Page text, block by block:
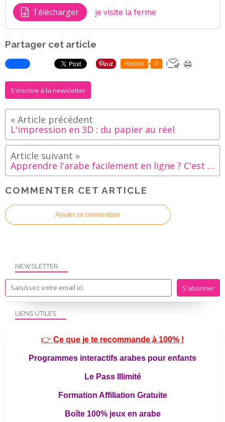
Télécharger je visite la ferme
Partager cet article
Repost 0
S'inscrire à la newsletter
L'impression en 3D : du papier au réel
Apprendre l'arabe facilement en ligne ? C'est possible avec objectif arabe !
COMMENTER CET ARTICLE
Ajouter un commentaire
NEWSLETTER
LIENS UTILES
👉 Ce que je te recommande à 100% !
Programmes interactifs arabes pour enfants
Le Pass Illimité
Formation Affiliation Gratuite
Boîte 100% jeux en arabe